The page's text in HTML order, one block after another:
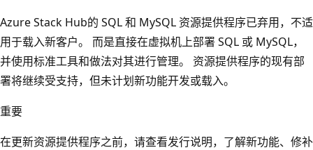
Azure Stack Hub的 SQL 和 MySQL 资源提供程序已弃用，不适
用于载入新客户。 而是直接在虚拟机上部署 SQL 或 MySQL，
并使用标准工具和做法对其进行管理。 资源提供程序的现有部
署将继续受支持，但未计划新功能开发或载入。
重要
在更新资源提供程序之前，请查看发行说明，了解新功能、修补